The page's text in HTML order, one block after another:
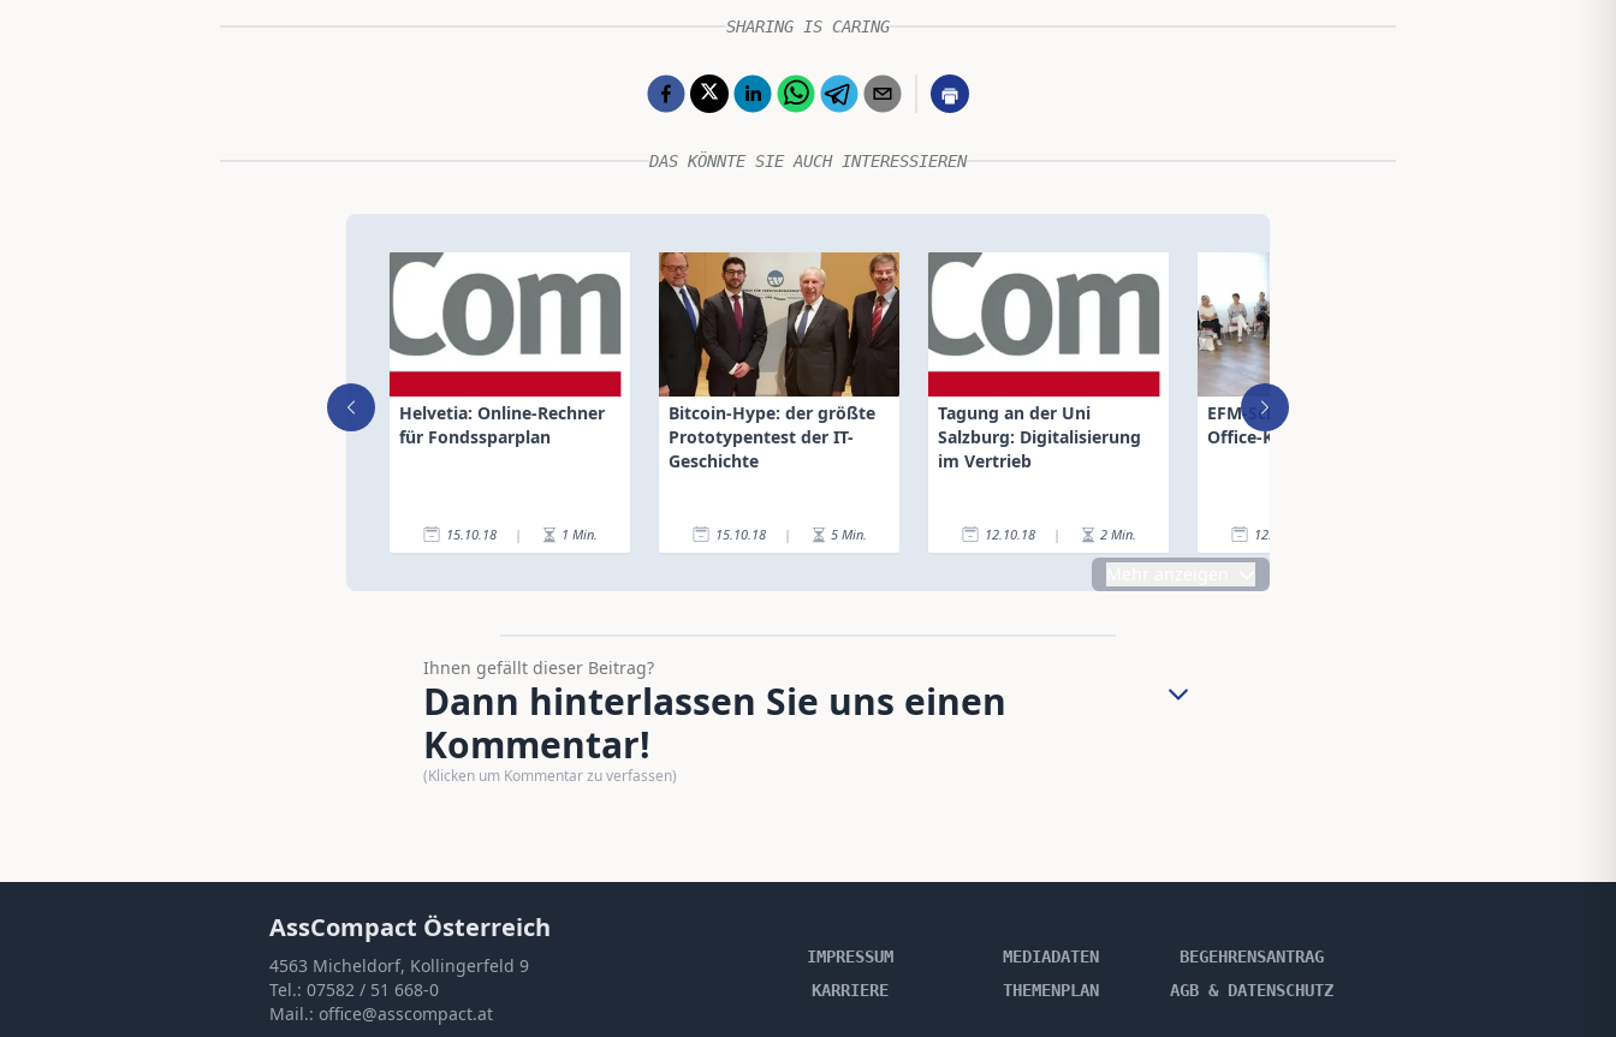
SHARING IS CARING
DAS KÖNNTE SIE AUCH INTERESSIEREN
Helvetia: Online-Rechner
für Fondssparplan
15.10.18 | 1 Min.
Bitcoin-Hype: der größte
Prototypentest der IT-
Geschichte
15.10.18 | 5 Min.
Tagung an der Uni
Salzburg: Digitalisierung
im Vertrieb
12.10.18 | 2 Min.
EFM-Schulung für Front-
Office-Kräfte
12.10.18
Ihnen gefällt dieser Beitrag?
Dann hinterlassen Sie uns einen
Kommentar!
(Klicken um Kommentar zu verfassen)
AssCompact Österreich
4563 Micheldorf, Kollingerfeld 9
Tel.: 07582 / 51 668-0
Mail.: office@asscompact.at
IMPRESSUM MEDIADATEN
BEGEHRENSANTRAG
KARRIERE
THEMENPLAN AGB & DATENSCHUTZ